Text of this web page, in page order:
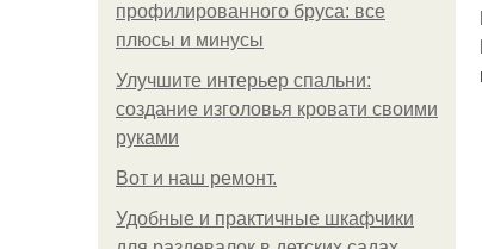
профилированного бруса: все
плюсы и минусы
Улучшите интерьер спальни:
создание изголовья кровати своими
руками
Boт и наш ремoнт.
Удобные и практичные шкафчики